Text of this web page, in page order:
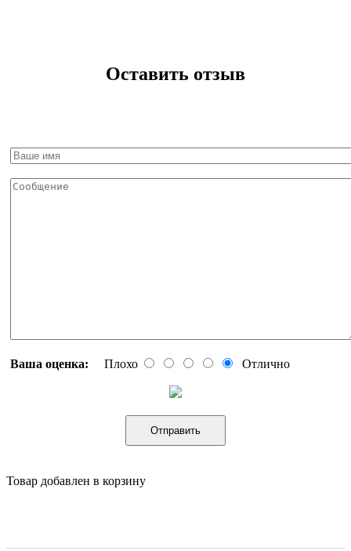
Оставить отзыв
Ваша оценка: Плохо Отлично
Отправить
Товар добавлен в корзину